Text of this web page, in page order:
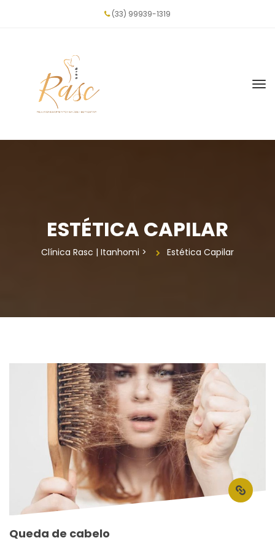
(33) 99939-1319
ESTÉTICA CAPILAR
Clínica Rasc | Itanhomi > Estética Capilar
Queda de cabelo